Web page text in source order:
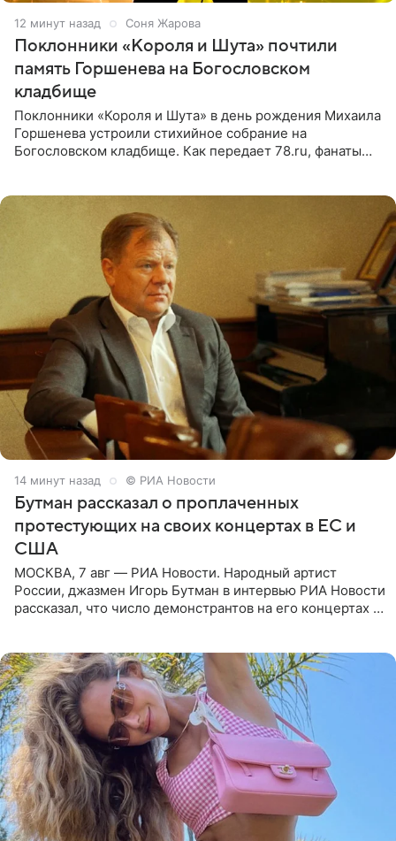
12 минут назад Соня Жарова
Поклонники «Короля и Шута» почтили
память Горшенева на Богословском
кладбище
Поклонники «Короля и Шута» в день рождения Михаила
Горшенева устроили стихийное собрание на
Богословском кладбище. Как передает 78.ru, фанаты
14 минут назад © РИА Новости
Бутман рассказал о проплаченных
протестующих на своих концертах в ЕС и
США
МОСКВА, 7 авг — РИА Новости. Народный артист
России, джазмен Игорь Бутман в интервью РИА Новости
рассказал, что число демонстрантов на его концертах в